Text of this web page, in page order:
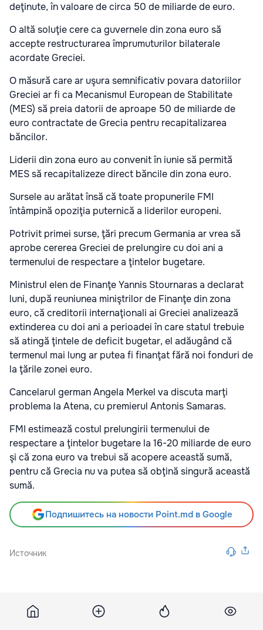
deţinute, în valoare de circa 50 de miliarde de euro.
O altă soluţie cere ca guvernele din zona euro să
accepte restructurarea împrumuturilor bilaterale
acordate Greciei.
O măsură care ar uşura semnificativ povara datoriilor
Greciei ar fi ca Mecanismul European de Stabilitate
(MES) să preia datorii de aproape 50 de miliarde de
euro contractate de Grecia pentru recapitalizarea
băncilor.
Liderii din zona euro au convenit în iunie să permită
MES să recapitalizeze direct băncile din zona euro.
Sursele au arătat însă că toate propunerile FMI
întâmpină opoziţia puternică a liderilor europeni.
Potrivit primei surse, ţări precum Germania ar vrea să
aprobe cererea Greciei de prelungire cu doi ani a
termenului de respectare a ţintelor bugetare.
Ministrul elen de Finanţe Yannis Stournaras a declarat
luni, după reuniunea miniştrilor de Finanţe din zona
euro, că creditorii internaţionali ai Greciei analizează
extinderea cu doi ani a perioadei în care statul trebuie
să atingă ţintele de deficit bugetar, el adăugând că
termenul mai lung ar putea fi finanţat fără noi fonduri de
la ţările zonei euro.
Cancelarul german Angela Merkel va discuta marţi
problema la Atena, cu premierul Antonis Samaras.
FMI estimează costul prelungirii termenului de
respectare a ţintelor bugetare la 16-20 miliarde de euro
şi că zona euro va trebui să acopere această sumă,
pentru că Grecia nu va putea să obţină singură această
sumă.
Подпишитесь на новости Point.md в Google
Источник